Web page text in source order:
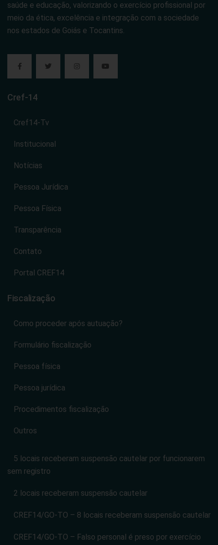
saúde e educação, valorizando o exercício profissional por
meio da ética, excelência e integração com a sociedade
nos estados de Goiás e Tocantins.
Cref-14
Cref14-Tv
Institucional
Notícias
Pessoa Jurídica
Pessoa Física
Transparência
Contato
Portal CREF14
Fiscalização
Como proceder após autuação?
Formulário fiscalização
Pessoa física
Pessoa jurídica
Procedimentos fiscalização
Outros
5 locais receberam suspensão cautelar por funcionarem
sem registro
2 locais receberam suspensão cautelar
CREF14/GO-TO – 8 locais receberam suspensão cautelar
CREF14/GO-TO – Falso personal é preso por exercício